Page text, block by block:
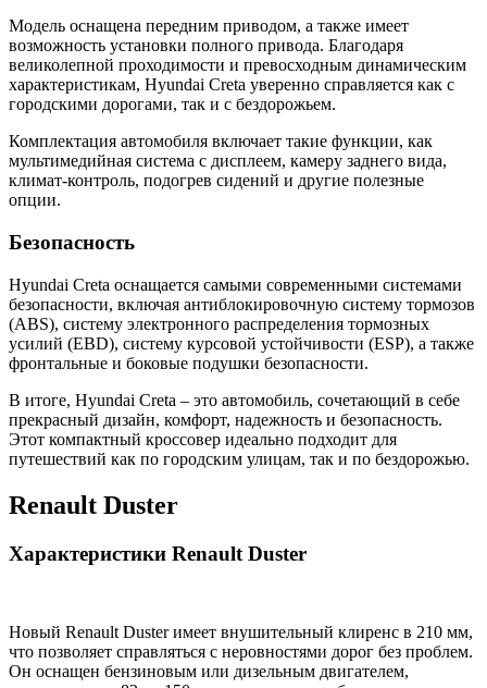
Модель оснащена передним приводом, а также имеет
возможность установки полного привода. Благодаря
великолепной проходимости и превосходным динамическим
характеристикам, Hyundai Creta уверенно справляется как с
городскими дорогами, так и с бездорожьем.
Комплектация автомобиля включает такие функции, как
мультимедийная система с дисплеем, камеру заднего вида,
климат-контроль, подогрев сидений и другие полезные
опции.
Безопасность
Hyundai Creta оснащается самыми современными системами
безопасности, включая антиблокировочную систему тормозов
(ABS), систему электронного распределения тормозных
усилий (EBD), систему курсовой устойчивости (ESP), а также
фронтальные и боковые подушки безопасности.
В итоге, Hyundai Creta – это автомобиль, сочетающий в себе
прекрасный дизайн, комфорт, надежность и безопасность.
Этот компактный кроссовер идеально подходит для
путешествий как по городским улицам, так и по бездорожью.
Renault Duster
Характеристики Renault Duster
Новый Renault Duster имеет внушительный клиренс в 210 мм,
что позволяет справляться с неровностями дорог без проблем.
Он оснащен бензиновым или дизельным двигателем,